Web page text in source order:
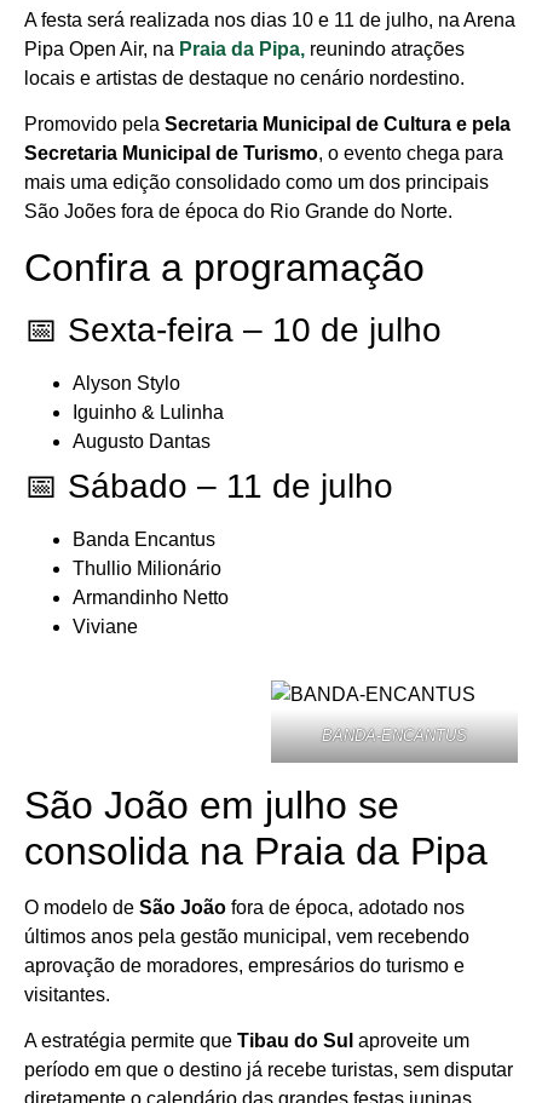
A festa será realizada nos dias 10 e 11 de julho, na Arena
Pipa Open Air, na Praia da Pipa, reunindo atrações
locais e artistas de destaque no cenário nordestino.
Promovido pela Secretaria Municipal de Cultura e pela
Secretaria Municipal de Turismo, o evento chega para
mais uma edição consolidado como um dos principais
São Joões fora de época do Rio Grande do Norte.
Confira a programação
📅 Sexta-feira – 10 de julho
Alyson Stylo
Iguinho & Lulinha
Augusto Dantas
📅 Sábado – 11 de julho
Banda Encantus
Thullio Milionário
Armandinho Netto
Viviane
BANDA-ENCANTUS
São João em julho se
consolida na Praia da Pipa
O modelo de São João fora de época, adotado nos
últimos anos pela gestão municipal, vem recebendo
aprovação de moradores, empresários do turismo e
visitantes.
A estratégia permite que Tibau do Sul aproveite um
período em que o destino já recebe turistas, sem disputar
diretamente o calendário das grandes festas juninas